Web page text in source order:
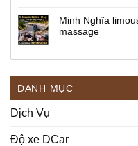
Minh Nghĩa
massage
DANH MỤC
Dịch Vụ
Độ xe DCar